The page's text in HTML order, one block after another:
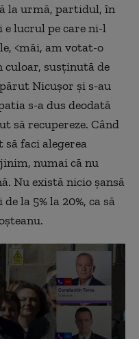
la urmă, partidul, în
lucrul pe care ni-l
<măi, am votat-o
culoar, susținută de
Nicușor și s-au
s-a dus deodată
să recupereze. Când
să faci alegerea
numai că nu
Nu există nicio șansă
la 5% la 20%, ca să